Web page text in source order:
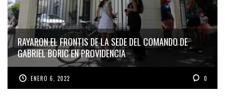
RAYARON EL FRONTIS DE LA SEDE DEL COMANDO DE
GABRIEL BORIC EN PROVIDENCIA
ENERO 6, 2022 0